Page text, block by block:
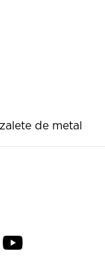
de metal
y